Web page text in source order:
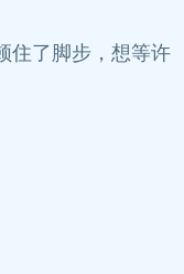
住了脚步，想等许